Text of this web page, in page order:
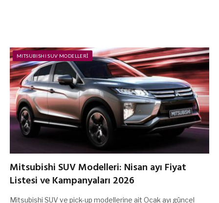
MITSUBISHI SUV MODELLERI
Mitsubishi SUV Modelleri: Nisan ayı Fiyat
Listesi ve Kampanyaları 2026
Mitsubishi SUV ve pick-up modellerine ait Ocak ayı güncel